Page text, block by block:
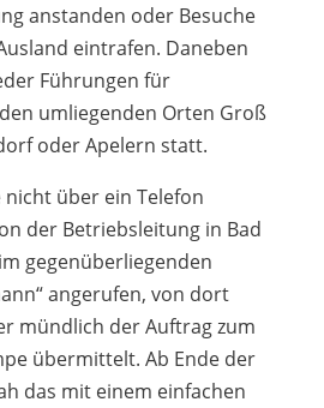
anstanden oder Besuche
eintrafen. Daneben
Führungen für
umliegenden Orten Groß
oder Apelern statt.
nicht über ein Telefon
der Betriebsleitung in Bad
gegenüberliegenden
angerufen, von dort
mündlich der Auftrag zum
übermittelt. Ab Ende der
das mit einem einfachen